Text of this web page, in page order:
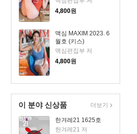
4,800원
맥심 MAXIM 2023. 6
월호 (키스)
맥심편집부 저
4,800원
이 분야 신상품
한겨레21 1625호
한겨레21 저
더보기